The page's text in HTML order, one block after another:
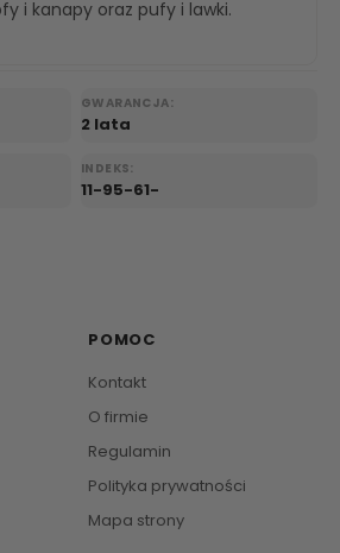
i kanapy oraz pufy i lawki.
GWARANCJA:
2 lata
INDEKS:
11-95-61-
POMOC
Kontakt
O firmie
Regulamin
Polityka prywatności
Mapa strony